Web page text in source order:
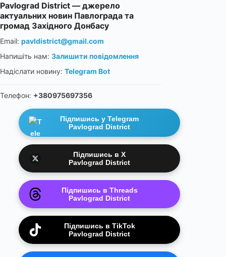
Pavlograd District — джерело
актуальних новин Павлограда та
громад Західного Донбасу
Email: pavldistrict@gmail.com
Напишіть нам: Залишити повідомлення
Надіслати новину: Telegram Bot
Телефон: +380975697356
Підпишись у Telegram
Pavlograd District
Підпишись в X
Pavlograd District
Підпишись в Threads
Pavlograd District
Підпишись в TikTok
Pavlograd District